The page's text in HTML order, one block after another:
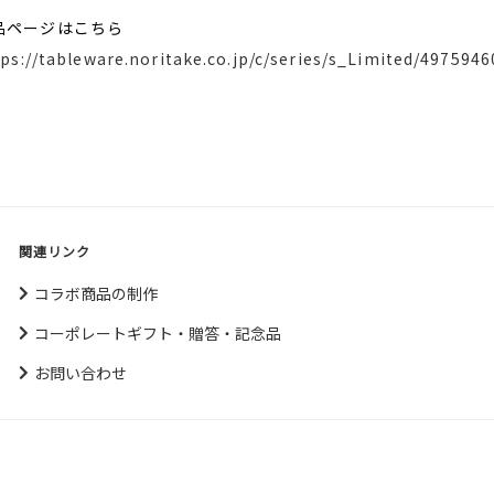
ページはこちら
tableware.noritake.co.jp/c/series/s_Limited/
関連リンク
コラボ商品の制作
コーポレートギフト・贈答・記念品
お問い合わせ